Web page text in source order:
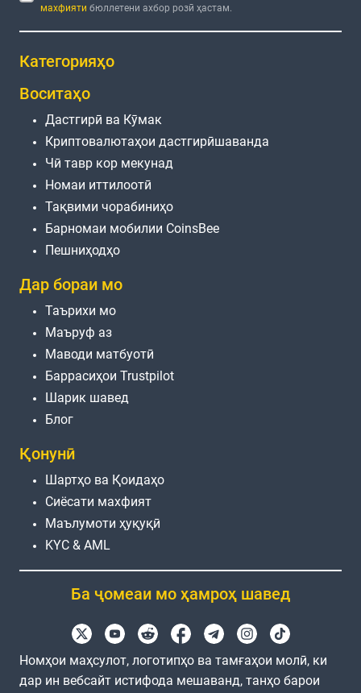
махфияти бюллетени ахбор розӣ ҳастам.
Категорияҳо
Воситаҳо
Дастгирӣ ва Кӯмак
Криптовалютаҳои дастгирӣшаванда
Чӣ тавр кор мекунад
Номаи иттилоотӣ
Тақвими чорабиниҳо
Барномаи мобилии CoinsBee
Пешниҳодҳо
Дар бораи мо
Таърихи мо
Маъруф аз
Маводи матбуотӣ
Баррасиҳои Trustpilot
Шарик шавед
Блог
Қонунӣ
Шартҳо ва Қоидаҳо
Сиёсати махфият
Маълумоти ҳуқуқӣ
KYC & AML
Ба ҷомеаи мо ҳамроҳ шавед
Номҳои маҳсулот, логотипҳо ва тамғаҳои молӣ, ки
дар ин вебсайт истифода мешаванд, танҳо барои